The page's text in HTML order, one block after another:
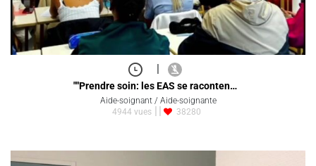
|
""Prendre soin: les EAS se raconten…
Aide-soignant / Aide-soignante
4944 vues
38280